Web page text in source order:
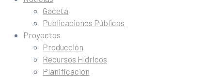
Gaceta
Publicaciones Públicas
Proyectos
Producción
Recursos Hídricos
Planificación